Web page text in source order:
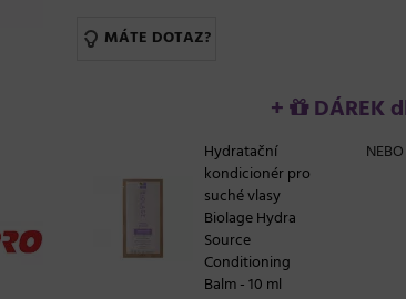
MÁTE DOTAZ?
+ DÁREK
Hydratační
kondicionér pro
suché vlasy
Biolage Hydra
Source
Conditioning
Balm - 10 ml
NEBO